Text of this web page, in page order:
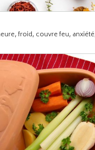
froid, couvre feu,